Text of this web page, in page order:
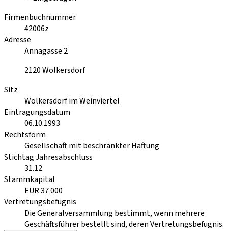
Firmenbuchnummer
42006z
Adresse
Annagasse 2
2120Wolkersdorf
Sitz
Wolkersdorf im Weinviertel
Eintragungsdatum
06.10.1993
Rechtsform
Gesellschaft mit beschränkter Haftung
Stichtag Jahresabschluss
31.12.
Stammkapital
EUR 37 000
Vertretungsbefugnis
Die Generalversammlung bestimmt, wenn mehrere
Geschäftsführer bestellt sind, deren Vertretungsbefugnis.